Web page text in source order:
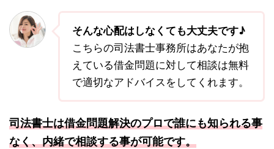
そんな心配はしなくても大丈夫です♪
こちらの司法書士事務所はあなたが抱
えている借金問題に対して相談は無料
で適切なアドバイスをしてくれます。
司法書士は借金問題解決のプロで誰にも知られる事
なく、内緒で相談する事が可能です。